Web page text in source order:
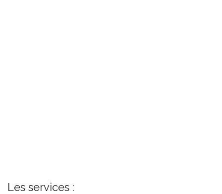
Les services :